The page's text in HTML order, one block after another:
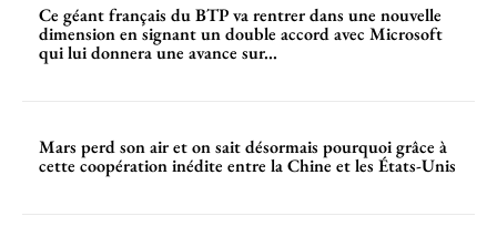
Ce géant français du BTP va rentrer dans une nouvelle
dimension en signant un double accord avec Microsoft
qui lui donnera une avance sur...
Mars perd son air et on sait désormais pourquoi grâce à
cette coopération inédite entre la Chine et les États-Unis